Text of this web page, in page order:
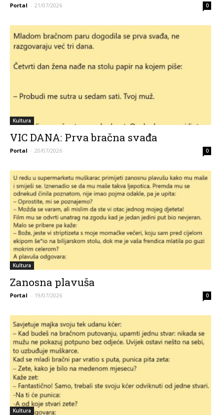
Portal - 21/07/2026 0
Kultura
VIC DANA: Prva bračna svađa
Portal - 20/07/2026 0
Kultura
Zanosna plavuša
Portal - 19/07/2026 0
Kultura